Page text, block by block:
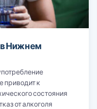
в Нижнем
приводит к
состояния
от алкоголя